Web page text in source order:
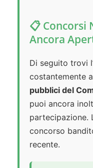
📋 Concorsi
Ancora
Di seguito trovi
costantemente
pubblici del
puoi ancora
partecipazione.
concorso
recente.